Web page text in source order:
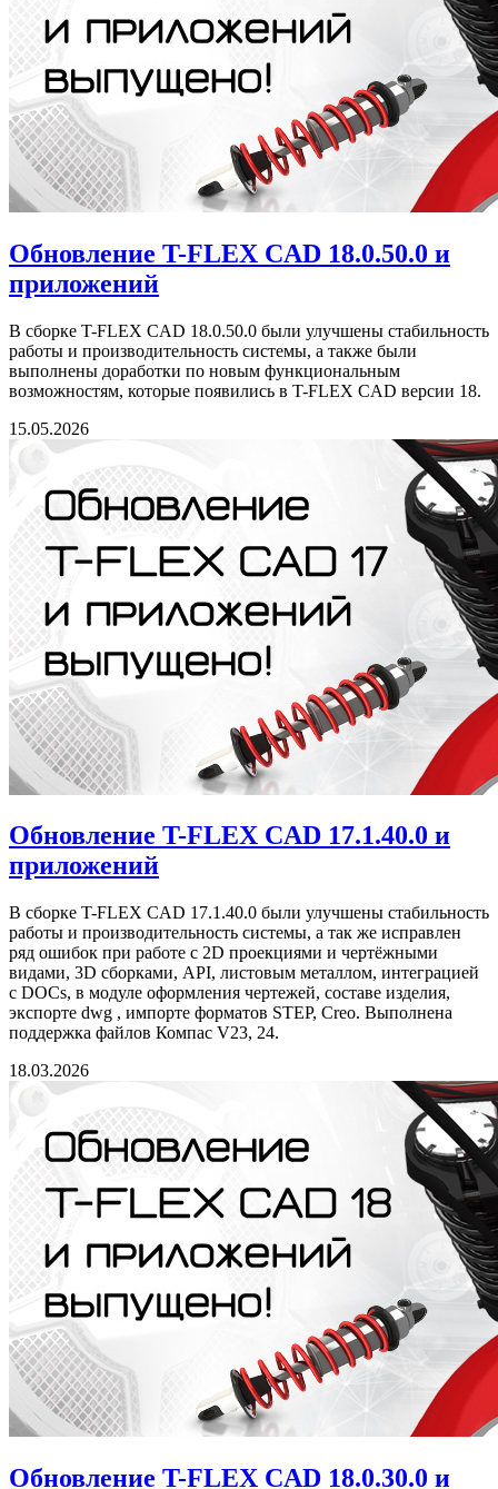
Обновление T-FLEX CAD 18.0.50.0 и
приложений
В сборке T-FLEX CAD 18.0.50.0 были улучшены стабильность
работы и производительность системы, а также были
выполнены доработки по новым функциональным
возможностям, которые появились в T-FLEX CAD версии 18.
15.05.2026
Обновление T-FLEX CAD 17.1.40.0 и
приложений
В сборке T-FLEX CAD 17.1.40.0 были улучшены стабильность
работы и производительность системы, а так же исправлен
ряд ошибок при работе с 2D проекциями и чертёжными
видами, 3D сборками, API, листовым металлом, интеграцией
с DOCs, в модуле оформления чертежей, составе изделия,
экспорте dwg , импорте форматов STEP, Creo. Выполнена
поддержка файлов Компас V23, 24.
18.03.2026
Обновление T-FLEX CAD 18.0.30.0 и